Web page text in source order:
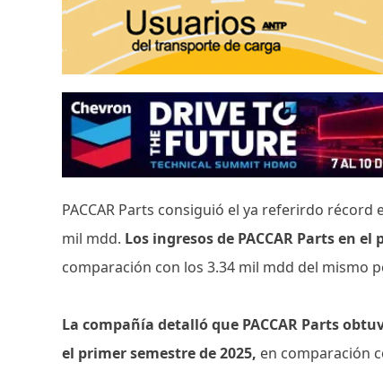
PACCAR Parts consiguió el ya referirdo
mil mdd. Los ingresos de PACCAR Parts en
comparación con los 3.34 mil mdd del mismo
La compañía detalló que PACCAR Parts
el primer semestre de 2025, en comparación